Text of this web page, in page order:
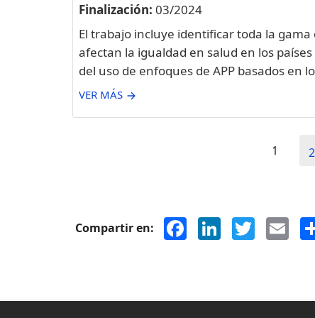
Finalización: 03/2024
El trabajo incluye identificar toda la gama
afectan la igualdad en salud en los
del uso de enfoques de APP basados ​​en
VER MÁS
1 2
Compartir en: FacebookLinkedInTwitter Email